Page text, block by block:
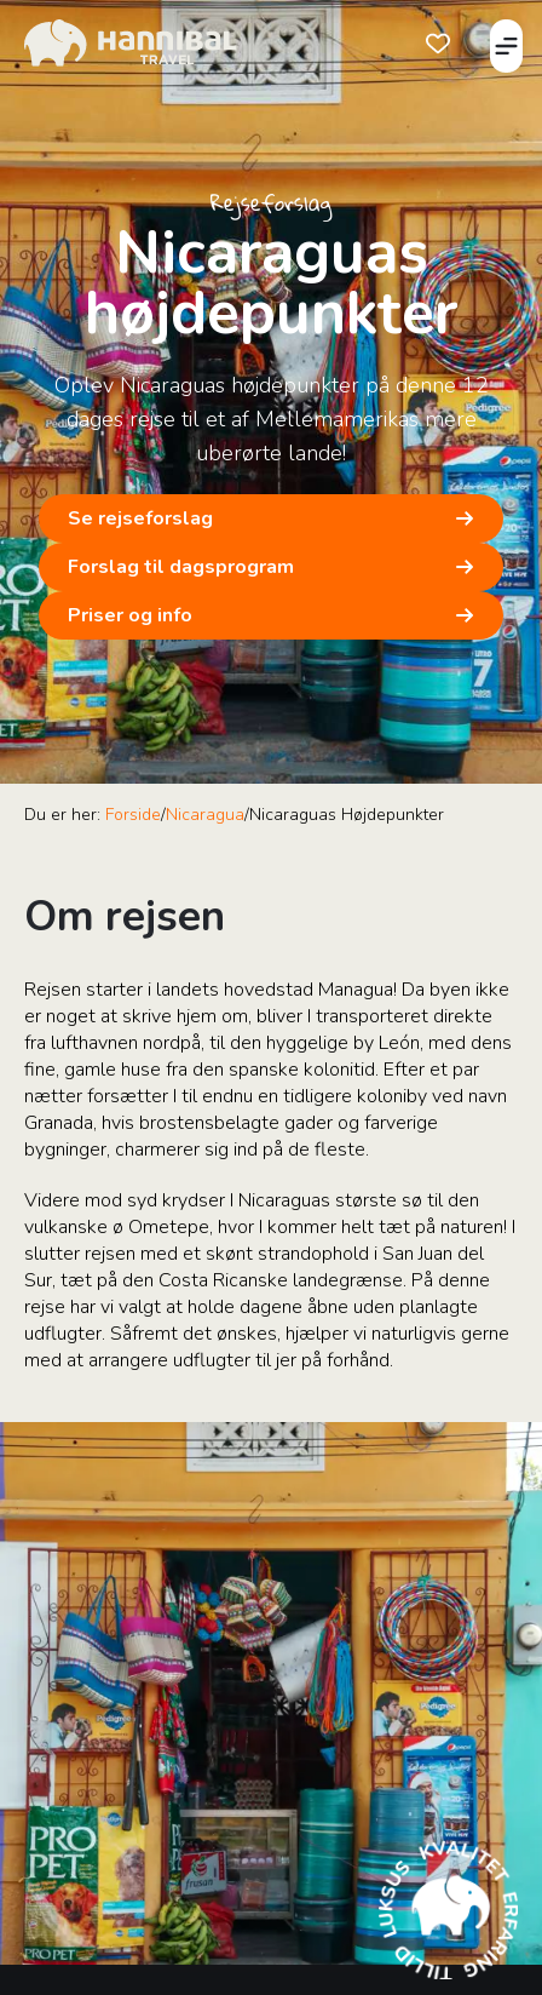
Åben
Rejseforslag
Nicaraguas
højdepunkter
Oplev Nicaraguas højdepunkter på denne 12
dages rejse til et af Mellemamerikas mere
uberørte lande!
Se rejseforslag
Forslag til dagsprogram
Priser og info
Du er her: Forside/Nicaragua/Nicaraguas Højdepunkter
Om rejsen
Rejsen starter i landets hovedstad Managua! Da byen ikke
er noget at skrive hjem om, bliver I transporteret direkte
fra lufthavnen nordpå, til den hyggelige by León, med dens
fine, gamle huse fra den spanske kolonitid. Efter et par
nætter forsætter I til endnu en tidligere koloniby ved navn
Granada, hvis brostensbelagte gader og farverige
bygninger, charmerer sig ind på de fleste.
Videre mod syd krydser I Nicaraguas største sø til den
vulkanske ø Ometepe, hvor I kommer helt tæt på naturen! I
slutter rejsen med et skønt strandophold i San Juan del
Sur, tæt på den Costa Ricanske landegrænse. På denne
rejse har vi valgt at holde dagene åbne uden planlagte
udflugter. Såfremt det ønskes, hjælper vi naturligvis gerne
med at arrangere udflugter til jer på forhånd.